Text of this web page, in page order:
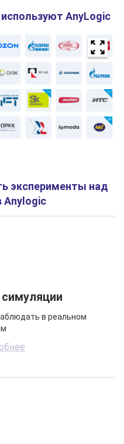
AnyLogic
эксперименты над
Anylogic
в реальном